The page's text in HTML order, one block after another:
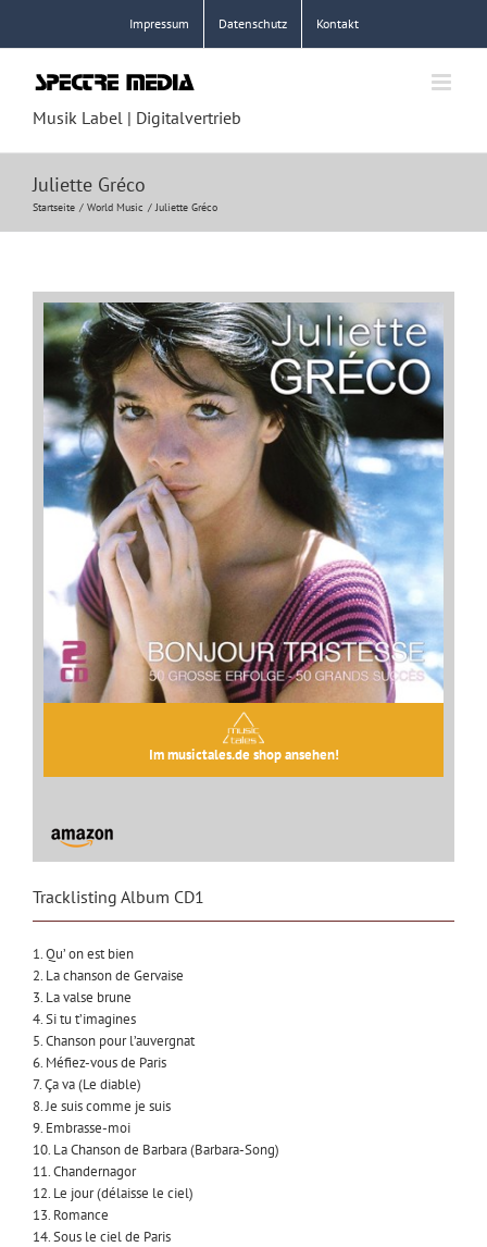
springen
Impressum Datenschutz Kontakt
Musik Label | Digitalvertrieb
Juliette Gréco
Startseite World Music Juliette Gréco
Im musictales.de shop ansehen!
Tracklisting Album CD1
1. Qu’ on est bien
2. La chanson de Gervaise
3. La valse brune
4. Si tu t’imagines
5. Chanson pour l’auvergnat
6. Méfiez-vous de Paris
7. Ça va (Le diable)
8. Je suis comme je suis
9. Embrasse-moi
10. La Chanson de Barbara (Barbara-Song)
11. Chandernagor
12. Le jour (délaisse le ciel)
13. Romance
14. Sous le ciel de Paris